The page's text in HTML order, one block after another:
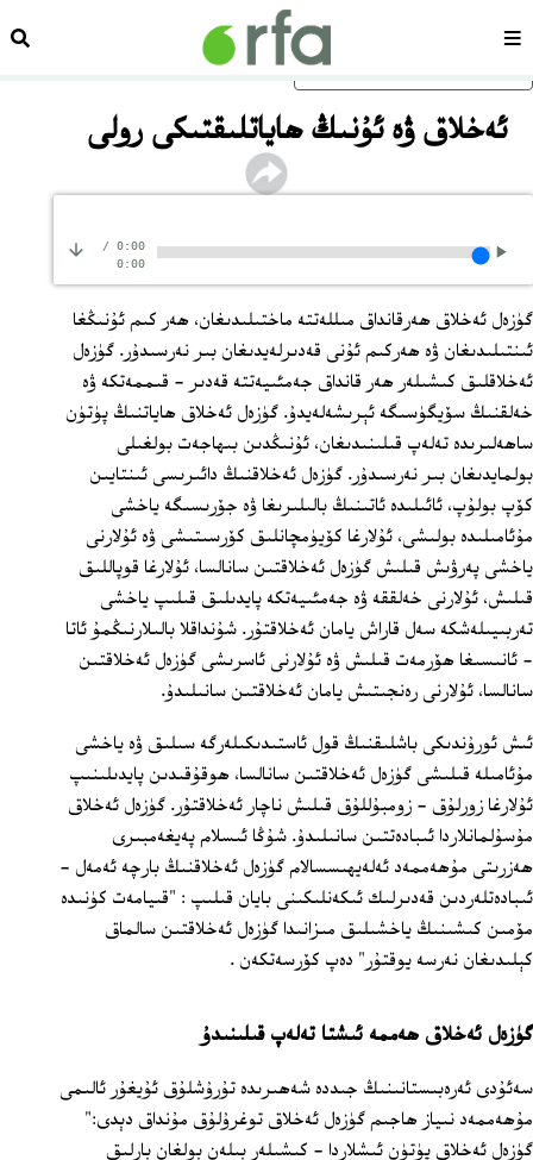
ئاساسلىق مەزمۇنغا ئاتلاڭسەھىپە
ئەخلاق ۋە ئۇنىڭ ھاياتلىقتىكى رولى
0:00
/
0:00
گۈزەل ئەخلاق ھەرقانداق مىللەتتە ماختىلىدىغان، ھەر كىم ئۇنىڭغا
ئىنتىلىدىغان ۋە ھەركىم ئۇنى قەدىرلەيدىغان بىر نەرسىدۇر. گۈزەل
ئەخلاقلىق كىشىلەر ھەر قانداق جەمئىيەتتە قەدىر - قىممەتكە ۋە
خەلقنىڭ سۆيگۈسىگە ئېرىشەلەيدۇ. گۈزەل ئەخلاق ھاياتنىڭ پۈتۈن
ساھەلىرىدە تەلەپ قىلىنىدىغان، ئۇنىڭدىن بىھاجەت بولغىلى
بولمايدىغان بىر نەرسىدۇر. گۈزەل ئەخلاقنىڭ دائىرىسى ئىنتايىن
كۆپ بولۇپ، ئائىلىدە ئاتىنىڭ بالىلىرىغا ۋە جۆرىسىگە ياخشى
مۇئامىلىدە بولىشى، ئۇلارغا كۆيۈمچانلىق كۆرسىتىشى ۋە ئۇلارنى
ياخشى پەرۋىش قىلىش گۈزەل ئەخلاقتىن سانالسا، ئۇلارغا قوپاللىق
قىلىش، ئۇلارنى خەلققە ۋە جەمئىيەتكە پايدىلىق قىلىپ ياخشى
تەربىيىلەشكە سەل قاراش يامان ئەخلاقتۇر. شۇنداقلا بالىلارنىڭمۇ ئاتا
- ئانىسىغا ھۆرمەت قىلىش ۋە ئۇلارنى ئاسرىشى گۈزەل ئەخلاقتىن
سانالسا، ئۇلارنى رەنجىتىش يامان ئەخلاقتىن سانىلىدۇ.
ئىش ئورۇندىكى باشلىقنىڭ قول ئاستىدىكىلەرگە سىلىق ۋە ياخشى
مۇئامىلە قىلىشى گۈزەل ئەخلاقتىن سانالسا، ھوقۇقىدىن پايدىلىنىپ
ئۇلارغا زورلۇق - زومبۇللۇق قىلىش ناچار ئەخلاقتۇر. گۈزەل ئەخلاق
مۇسۇلمانلاردا ئىبادەتتىن سانىلىدۇ. شۇڭا ئىسلام پەيغەمبىرى
ھەزرىتى مۇھەممەد ئەلەيھىسسالام گۈزەل ئەخلاقنىڭ بارچە ئەمەل -
ئىبادەتلەردىن قەدىرلىك ئىكەنلىكىنى بايان قىلىپ : "قىيامەت كۈنىدە
مۆمىن كىشىنىڭ ياخشىلىق مىزانىدا گۈزەل ئەخلاقتىن سالماق
كېلىدىغان نەرسە يوقتۇر" دەپ كۆرسەتكەن .
گۈزەل ئەخلاق ھەممە ئىشتا تەلەپ قىلىنىدۇ
سەئۇدى ئەرەبىستانىنىڭ جىددە شەھىرىدە تۇرۇشلۇق ئۇيغۇر ئالىمى
مۇھەممەد نىياز ھاجىم گۈزەل ئەخلاق توغرۇلۇق مۇنداق دېدى:"
گۈزەل ئەخلاق پۈتۈن ئىشلاردا - كىشىلەر بىلەن بولغان بارلىق